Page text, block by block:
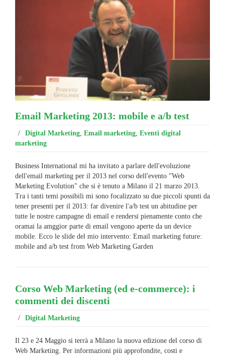
Email Marketing 2013: mobile e a/b test
/ Digital Marketing, Email marketing, Eventi digital
marketing
Business International mi ha invitato a parlare dell'evoluzione
dell'email marketing per il 2013 nel corso dell'evento "Web
Marketing Evolution" che si è tenuto a Milano il 21 marzo 2013.
Tra i tanti temi possibili mi sono focalizzato su due piccoli spunti da
tener presenti per il 2013: far divenire l'a/b test un abitudine per
tutte le nostre campagne di email e rendersi pienamente conto che
oramai la amggior parte di email vengono aperte da un device
mobile. Ecco le slide del mio intervento: Email marketing future:
mobile and a/b test from Web Marketing Garden
Corso Web Marketing (ed e-commerce): i
commenti dei discenti
/ Digital Marketing
Il 23 e 24 Maggio si terrà a Milano la nuova edizione del corso di
Web Marketing. Per informazioni più approfondite, costi e